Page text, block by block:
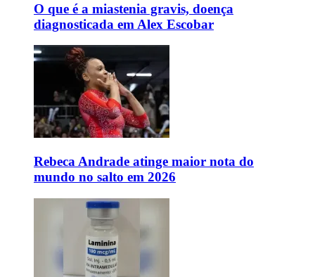
O que é a miastenia gravis, doença
diagnosticada em Alex Escobar
Rebeca Andrade atinge maior nota do
mundo no salto em 2026